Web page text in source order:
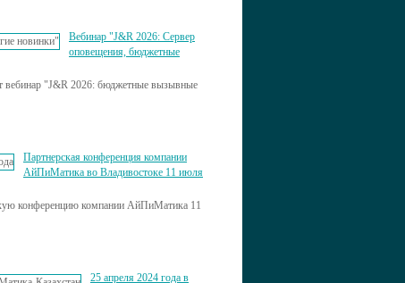
Вебинар "J&R 2026: Сервер
оповещения, бюджетные
"J&R 2026: бюджетные вызывные
Партнерская конференция компании
АйПиМатика во Владивостоке 11 июля
конференцию компании АйПиМатика 11
25 апреля 2024 года в